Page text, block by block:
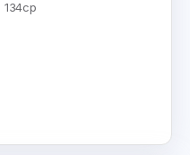
134cp